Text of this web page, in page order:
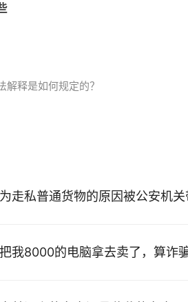
释是如何规定的？
走私普通货物的原因被公安机
我8000的电脑拿去卖了，算诈骗